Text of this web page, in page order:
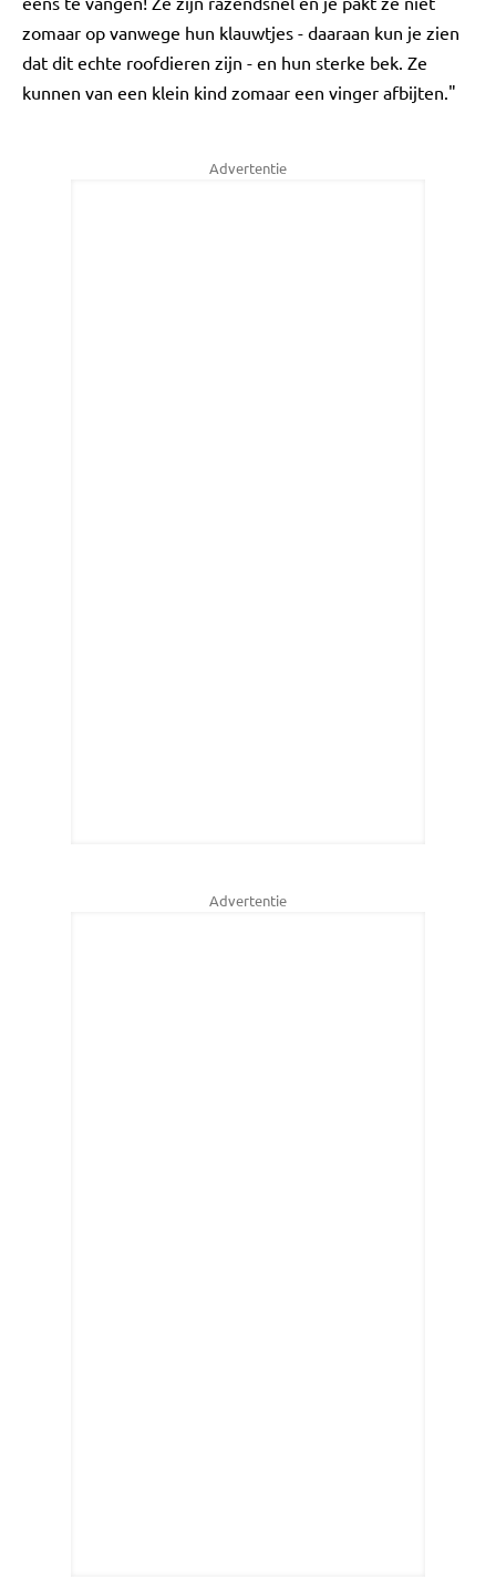
zomaar op vanwege hun klauwtjes - daaraan kun je zien
dat dit echte roofdieren zijn - en hun sterke bek. Ze
kunnen van een klein kind zomaar een vinger afbijten."
Advertentie
Advertentie